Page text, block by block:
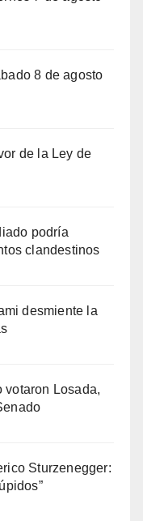
8 de agosto
de la Ley de
podría
clandestinos
desmiente la
votaron Losada,
Sturzenegger: